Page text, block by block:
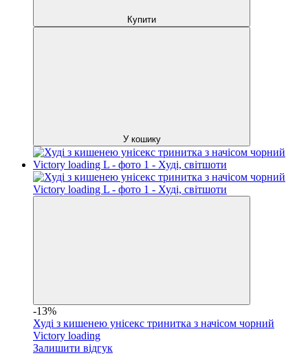
Купити
У кошику
-13%
Худі з кишенею унісекс тринитка з начісом чорний
Victory loading
Залишити відгук